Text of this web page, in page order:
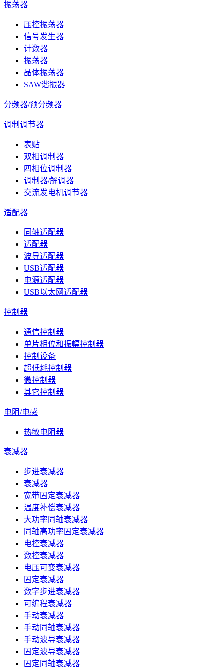
振荡器
压控振荡器
信号发生器
计数器
振荡器
晶体振荡器
SAW谐振器
分频器/预分频器
调制调节器
表贴
双相调制器
四相位调制器
调制器/解调器
交流发电机调节器
适配器
同轴适配器
适配器
波导适配器
USB适配器
电源适配器
USB以太网适配器
控制器
通信控制器
单片相位和振幅控制器
控制设备
超低耗控制器
微控制器
其它控制器
电阻/电感
热敏电阻器
衰减器
步进衰减器
衰减器
宽带固定衰减器
温度补偿衰减器
大功率同轴衰减器
同轴高功率固定衰减器
电控衰减器
数控衰减器
电压可变衰减器
固定衰减器
数字步进衰减器
可编程衰减器
手动衰减器
手动同轴衰减器
手动波导衰减器
固定波导衰减器
固定同轴衰减器